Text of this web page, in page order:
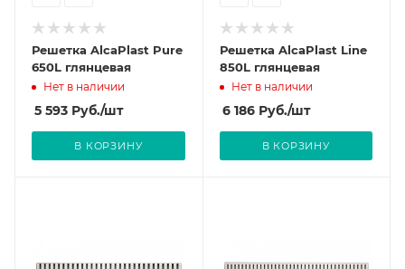
Решетка AlcaPlast Pure
650L глянцевая
Нет в наличии
5 593 Руб./шт
В КОРЗИНУ
Решетка AlcaPlast Line
850L глянцевая
Нет в наличии
6 186Руб./шт
В КОРЗИНУ